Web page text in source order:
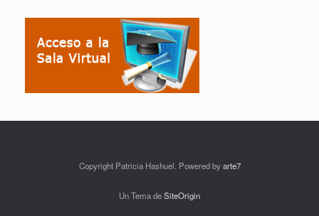
Copyright Patricia Hashuel. Powered byarte7
Un Tema deSiteOrigin